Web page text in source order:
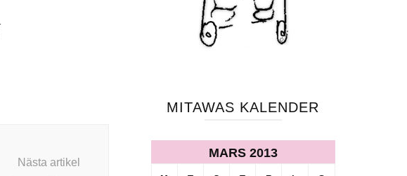
Nästa artikel
MITAWAS KALENDER
MARS 2013